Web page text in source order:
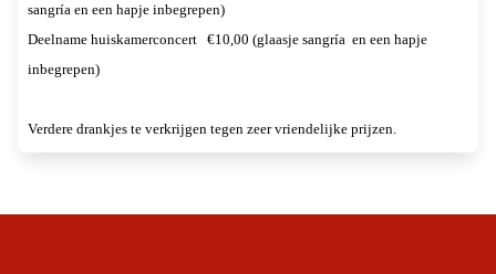
sangría en een hapje inbegrepen)
Deelname huiskamerconcert
€10,00 (glaasje sangría en een hapje
inbegrepen)
Verdere drankjes te verkrijgen tegen zeer vriendelijke prijzen.